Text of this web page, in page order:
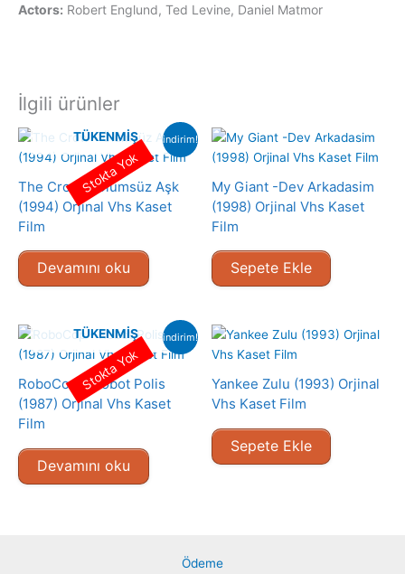
Actors: Robert Englund, Ted Levine, Daniel Matmor
İlgili ürünler
indirim!
TÜKENMIŞ
The Crow – Ölümsüz Aşk
(1994) Orjinal Vhs Kaset
Film
Devamını oku
Stokta Yok
My Giant -Dev Arkadasim
(1998) Orjinal Vhs Kaset
Film
Sepete Ekle
indirim!
TÜKENMIŞ
RoboCop – Robot Polis
(1987) Orjinal Vhs Kaset
Film
Devamını oku
Stokta Yok
Yankee Zulu (1993) Orjinal
Vhs Kaset Film
Sepete Ekle
Ödeme